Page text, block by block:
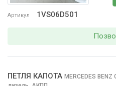
Артикул 1VS06D501
ПЕТЛЯ КАПОТА MERCEDES BENZ